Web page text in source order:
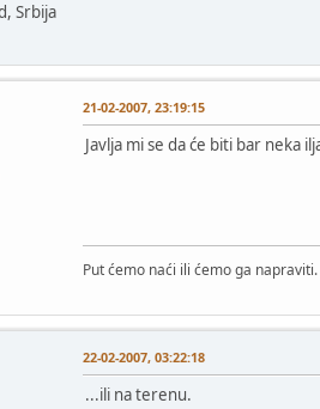
Srbija
21-02-2007, 23:19:15
Javlja mi se da će biti bar neka
Put ćemo naći ili ćemo ga napraviti.
22-02-2007, 03:22:18
...ili na terenu.